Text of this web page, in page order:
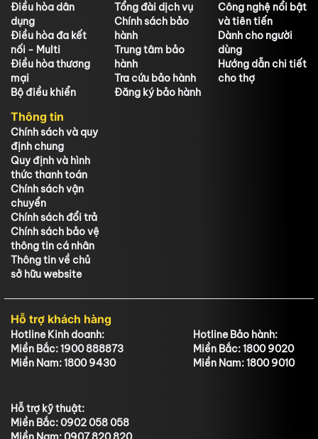
Điều hòa dân
dụng
Điều hòa đa kết
nối - Multi
Điều hòa thương
mại
Bộ điều khiển
Tổng đài dịch vụ
Chính sách bảo
hành
Trung tâm bảo
hành
Tra cứu bảo hành
Đăng ký bảo hành
Công nghệ nổi bật
và tiên tiến
Dành cho người
dùng
Hướng dẫn chi tiết
cho thợ
Thông tin
Chính sách và quy
định chung
Quy định và hình
thức thanh toán
Chính sách vận
chuyển
Chính sách đổi trả
Chính sách bảo vệ
thông tin cá nhân
Thông tin về chủ
sở hữu website
Hỗ trợ khách hàng
Hotline Kinh doanh:
Miền Bắc: 1900 888873
Miền Nam: 1800 9430
Hotline Bảo hành:
Miền Bắc: 1800 9020
Miền Nam: 1800 9010
Hỗ trợ kỹ thuật:
Miền Bắc: 0902 058 058